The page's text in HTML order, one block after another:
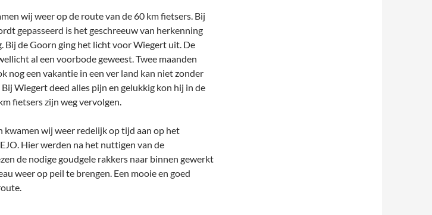
wij weer op de route van de 60 km fietsers. Bij
gepasseerd is het geschreeuw van herkenning
Bij de Goorn ging het licht voor Wiegert uit. De
al een voorbode geweest. Twee maanden
nog een vakantie in een ver land kan niet zonder
Wiegert deed alles pijn en gelukkig kon hij in de
fietsers zijn weg vervolgen.
kwamen wij weer redelijk op tijd aan op het
Hier werden na het nuttigen van de
de nodige goudgele rakkers naar binnen gewerkt
weer op peil te brengen. Een mooie en goed